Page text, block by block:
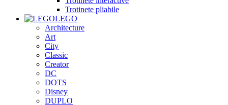
Trotinete pliabile
LEGO
Architecture
Art
City
Classic
Creator
DC
DOTS
Disney
DUPLO